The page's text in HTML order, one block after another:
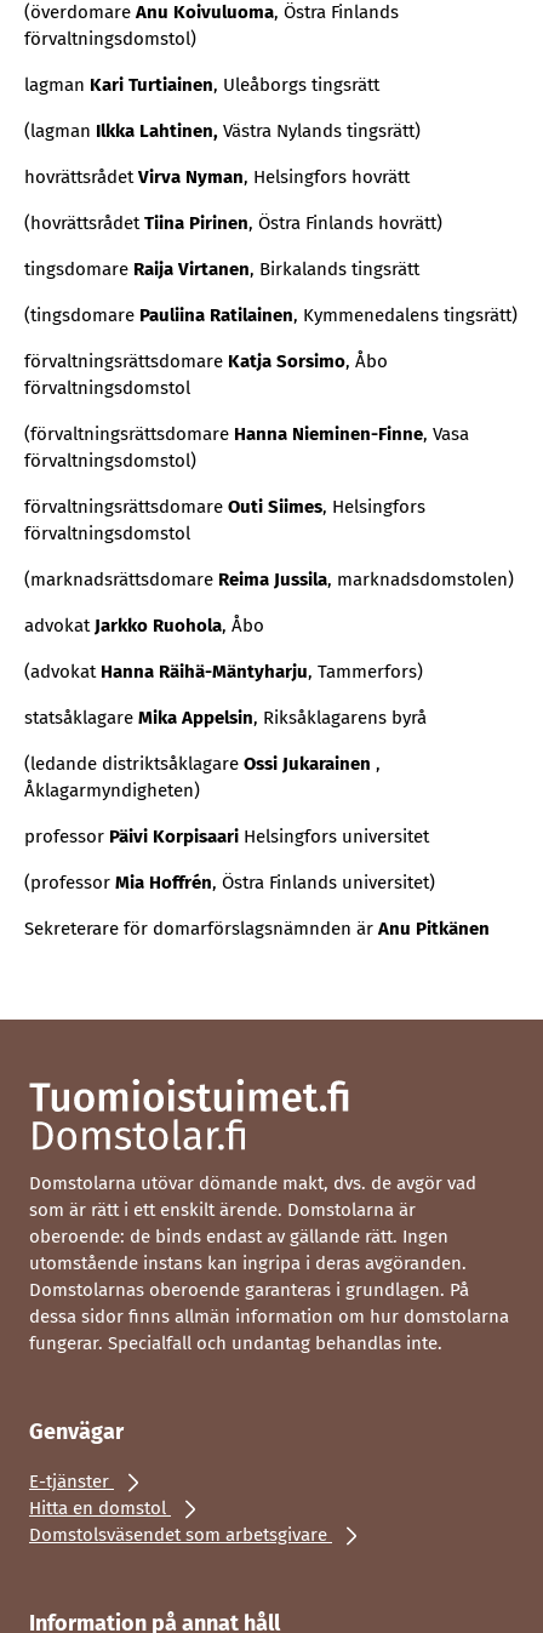
(överdomare Anu Koivuluoma, Östra Finlands
förvaltningsdomstol)
lagman Kari Turtiainen, Uleåborgs tingsrätt
(lagman Ilkka Lahtinen, Västra Nylands tingsrätt)
hovrättsrådetVirva Nyman, Helsingfors hovrätt
(hovrättsrådetTiina Pirinen, Östra Finlands hovrätt)
tingsdomare Raija Virtanen, Birkalands tingsrätt
(tingsdomare Pauliina Ratilainen, Kymmenedalens tingsrätt)
förvaltningsrättsdomare Katja Sorsimo, Åbo
förvaltningsdomstol
(förvaltningsrättsdomare Hanna Nieminen-Finne, Vasa
förvaltningsdomstol)
förvaltningsrättsdomare Outi Siimes, Helsingfors
förvaltningsdomstol
(marknadsrättsdomare Reima Jussila, marknadsdomstolen)
advokat Jarkko Ruohola, Åbo
(advokat Hanna Räihä-Mäntyharju, Tammerfors)
statsåklagare Mika Appelsin, Riksåklagarens byrå
(ledande distriktsåklagare Ossi Jukarainen ,
Åklagarmyndigheten)
professor Päivi Korpisaari Helsingfors universitet
(professor Mia Hoffrén, Östra Finlands universitet)
Sekreterare för domarförslagsnämnden är Anu Pitkänen
Domstolarna utövar dömande makt, dvs. de avgör vad
som är rätt i ett enskilt ärende. Domstolarna är
oberoende: de binds endast av gällande rätt. Ingen
utomstående instans kan ingripa i deras avgöranden.
Domstolarnas oberoende garanteras i grundlagen. På
dessa sidor finns allmän information om hur domstolarna
fungerar. Specialfall och undantag behandlas inte.
Genvägar
E-tjänster
Hitta en domstol
Domstolsväsendet som arbetsgivare
Information på annat håll